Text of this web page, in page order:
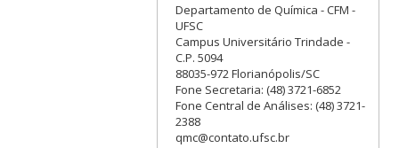
Departamento de Química - CFM -
UFSC
Campus Universitário Trindade -
C.P. 5094
88035-972 Florianópolis/SC
Fone Secretaria: (48) 3721-6852
Fone Central de Análises: (48) 3721-
2388
qmc@contato.ufsc.br